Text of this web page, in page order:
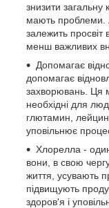
знизити загальну
мають проблеми.
залежить
менш важливих
Допомагає
допомагає
захворювань. Ця
необхідні для
глютамин,
уповільнює
Хлорелла -
вони, в свою
життя, усувають
підвищують
здоров'я і